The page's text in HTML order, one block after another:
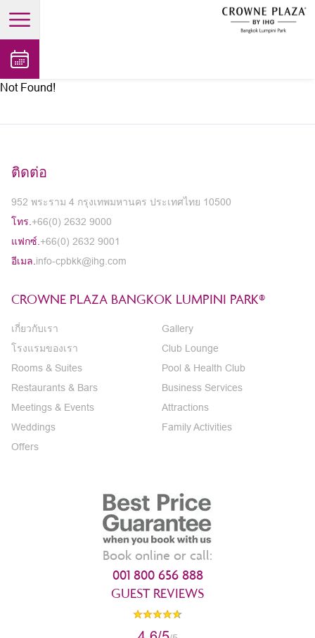
open main menu
Not Found!
ติดต่อ
952 พระราม 4 กรุงเทพมหานคร ประเทศไทย 10500
โทร. +66(0) 2632 9000
แฟกซ์. +66(0) 2632 9001
อีเมล. info-cpbkk@ihg.com
CROWNE PLAZA BANGKOK LUMPINI PARK®
เกี่ยวกับเรา
โรงแรมของเรา
Rooms & Suites
Restaurants & Bars
Meetings & Events
Weddings
Offers
Gallery
Club Lounge
Pool & Health Club
Business Services
Attractions
Family Activities
Book online or call:
001 800 656 888
GUEST REVIEWS